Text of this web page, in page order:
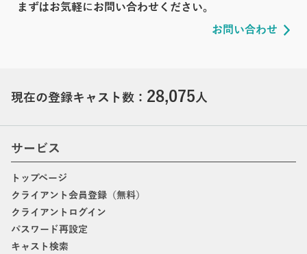
まずはお気軽にお問い合わせください。
お問い合わせ
現在の登録キャスト数： 28,075人
サービス
トップページ
クライアント会員登録（無料）
クライアントログイン
パスワード再設定
キャスト検索